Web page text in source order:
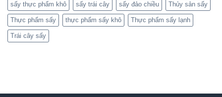
sấy thực phẩm khô sấy trái cây sấy đảo chiều Thủy sản sấy
Thực phẩm sấy thực phẩm sấy khô Thực phẩm sấy lạnh
Trái cây sấy